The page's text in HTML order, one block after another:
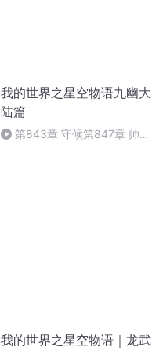
我的世界之星空物语九幽大
陆篇
第843章 守候第847章 帅气
我的世界之星空物语｜龙武